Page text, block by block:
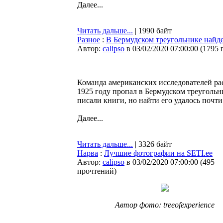
Далее...
Читать дальше... | 1990 байт
Разное : В Бермудском треугольнике
Автор: calipso в 03/02/2020 07:00:00 (1795
Команда американских исследователей
1925 году пропал в Бермудском
писали книги, но найти его удалось
Далее...
Читать дальше... | 3326 байт
Нарва : Лучшие фотографии на SETI.ee
Автор: calipso в 03/02/2020 07:00:00 (495
прочтений)
Автор фото: treeofexperience